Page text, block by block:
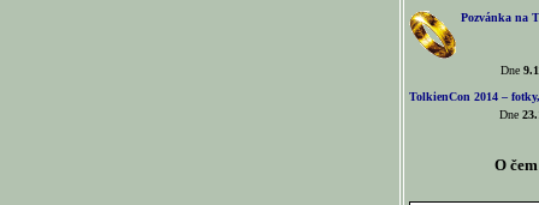
Pozvánka na
Dne
TolkienCon 2014 –
Dne
O